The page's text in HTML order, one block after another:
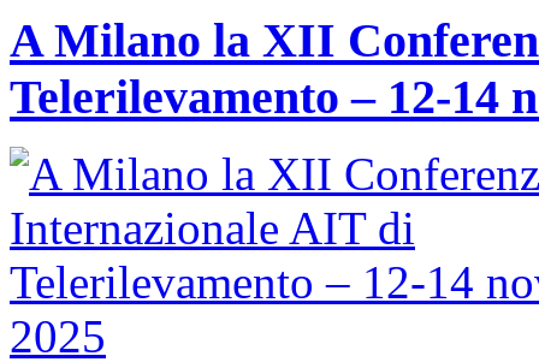
A Milano la XII
Telerilevamento – 12-14